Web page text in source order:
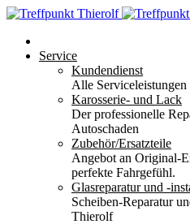
Service
Kundendienst
Alle
Karosserie- und Lack
Der professionelle
Autoschaden
Zubehör/Ersatzteile
Angebot an Original-
perfekte Fahrgefühl.
Glasreparatur und -
Scheiben-Reparatur
Thierolf